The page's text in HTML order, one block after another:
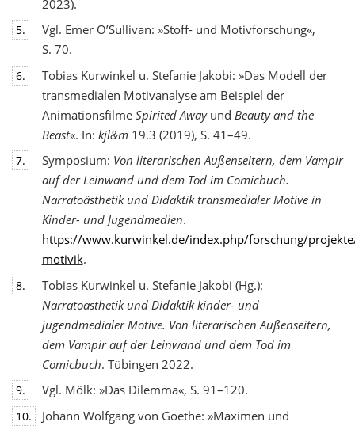
2023).
5.
Vgl. Emer O’Sullivan: »Stoff- und Motivforschung«,
S. 70.
6.
Tobias Kurwinkel u. Stefanie Jakobi: »Das Modell der
transmedialen Motivanalyse am Beispiel der
Animationsfilme Spirited Awayund Beauty and the
Beast«. In: kjl&m19.3 (2019), S. 41–49.
7. Symposium: Von literarischen Außenseitern, dem Vampir
auf der Leinwand und dem Tod im Comicbuch.
Narratoästhetik und Didaktik transmedialer Motive in
Kinder- und Jugendmedien.
https://www.kurwinkel.de/index.php/forschung/
motivik.
8.
Tobias Kurwinkel u. Stefanie Jakobi (Hg.):
Narratoästhetik und Didaktik kinder- und
jugendmedialer Motive. Von literarischen Außenseitern,
dem Vampir auf der Leinwand und dem Tod im
Comicbuch. Tübingen 2022.
9. Vgl. Mölk: »Das Dilemma«, S. 91–120.
10.
Johann Wolfgang von Goethe: »Maximen und